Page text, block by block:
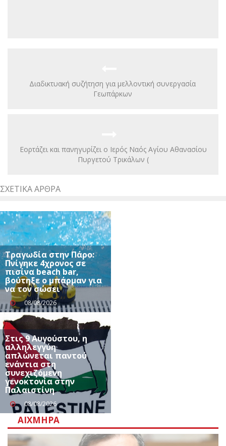
Διαδικτυακή συζήτηση για μελλοντική συνεργασία
Γεωπάρκων
Εορτάζει και πανηγυρίζει ο Ιερός Ναός Αγίου Αθανασίου
Πυργετού Τρικάλων (
ΣΧΕΤΙΚΆ ΆΡΘΡΑ
Τραγωδία στην Πάρο:
Πνίγηκε 4χρονος σε
πισίνα beach bar,
βούτηξε ο μπάρμαν για
να τον σώσει
08/08/2026
Στις 9 Αυγούστου, η
αλληλεγγύη
απλώνεται παντού
ενάντια στη
συνεχιζόμενη
γενοκτονία στην
Παλαιστίνη
08/08/2026
ΑΙΧΜΗΡΆ